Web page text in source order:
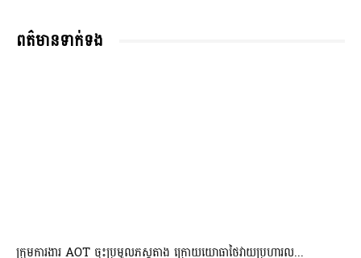
ពត៌មានទាក់ទង
ក្រុមការងារ AOT ចុះប្រមូលភស្តុតាង ក្រោយយោធាថៃវាយប្រហារល...